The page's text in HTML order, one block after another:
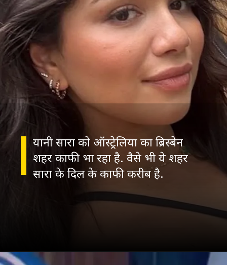
यानी सारा को ऑस्ट्रेलिया का ब्रिस्बेन
शहर काफी भा रहा है. वैसे भी ये शहर
सारा के दिल के काफी करीब है.